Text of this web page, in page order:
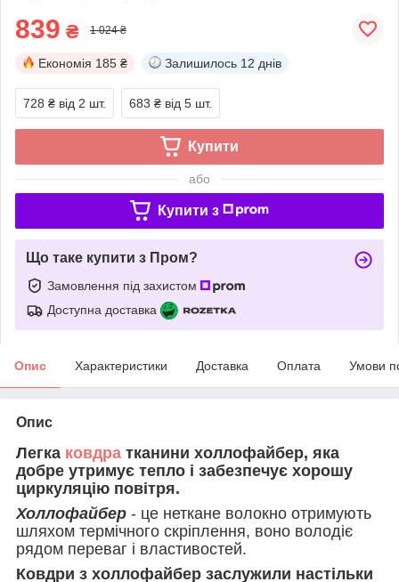
839 ₴ 1 024 ₴
Економія 185 ₴ Залишилось 12 днів
728 ₴ від 2 шт. 683 ₴ від 5 шт.
Купити
або
Купити з
Що таке купити з Пром?
Замовлення під захистом
Доступна доставка
Опис Характеристики Доставка Оплата Умови
Опис
Легка ковдра тканини холлофайбер, яка
добре утримує тепло і забезпечує хорошу
циркуляцію повітря.
Холлофайбер - це неткане волокно отримують
шляхом термічного скріплення, воно володіє
рядом переваг і властивостей.
Ковдри з холлофайбер заслужили настільки